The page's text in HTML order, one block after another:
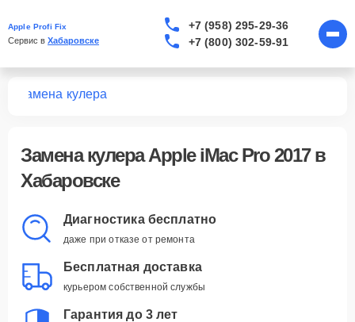
Apple Profi Fix
Сервис в Хабаровске
+7 (958) 295-29-36
+7 (800) 302-59-91
Замена кулера
Замена кулера Apple iMac Pro 2017 в
Хабаровске
Диагностика бесплатно
даже при отказе от ремонта
Бесплатная доставка
курьером собственной службы
Гарантия до 3 лет